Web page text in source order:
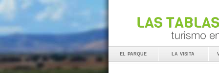
el parque la visita